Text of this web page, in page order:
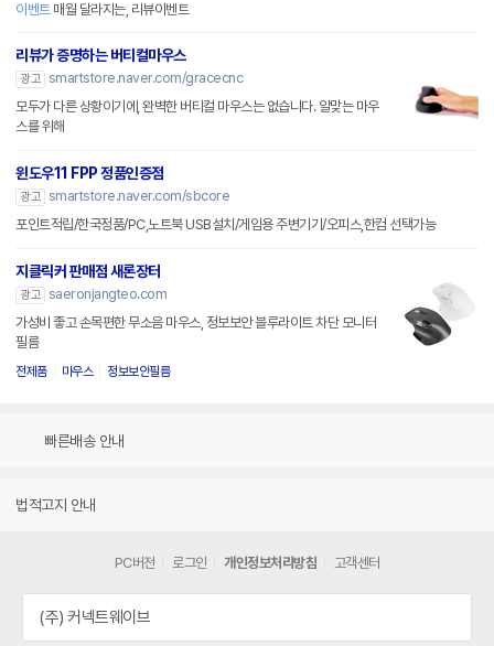
이벤트매월 달라지는, 리뷰이벤트
리뷰가 증명하는 버티컬마우스
광고 smartstore.naver.com/gracecnc
모두가 다른 상황이기에, 완벽한 버티컬 마우스는 없습니다. 알맞는 마우
스를 위해
윈도우11 FPP 정품인증점
광고 smartstore.naver.com/sbcore
포인트적립/한국정품/PC,노트북 USB설치/게임용 주변기기/오피스,한컴 선택가능
지클릭커 판매점 새론장터
광고 saeronjangteo.com
가성비 좋고 손목편한 무소음 마우스, 정보보안 블루라이트 차단 모니터
필름
전제품 마우스 정보보안필름
빠른배송 안내
법적고지 안내
PC버전 로그인 개인정보처리방침 고객센터
(주) 커넥트웨이브